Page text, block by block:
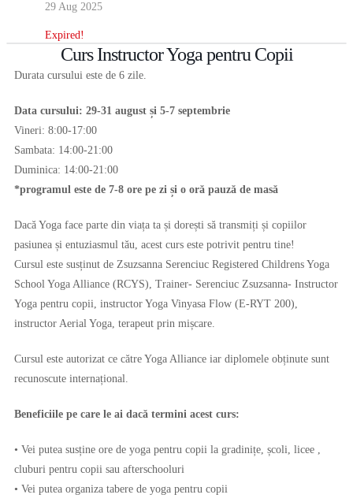
29 Aug 2025
Expired!
Curs Instructor Yoga pentru Copii
Durata cursului este de 6 zile.
Data cursului: 29-31 august și 5-7 septembrie
Vineri: 8:00-17:00
Sambata: 14:00-21:00
Duminica: 14:00-21:00
*programul este de 7-8 ore pe zi și o oră pauză de masă
Dacă Yoga face parte din viața ta și dorești să transmiți și copiilor
pasiunea și entuziasmul tău, acest curs este potrivit pentru tine!
Cursul este susținut de Zsuzsanna Serenciuc Registered Childrens Yoga
School Yoga Alliance (RCYS), Trainer- Serenciuc Zsuzsanna- Instructor
Yoga pentru copii, instructor Yoga Vinyasa Flow (E-RYT 200),
instructor Aerial Yoga, terapeut prin mișcare.
Cursul este autorizat ce către Yoga Alliance iar diplomele obținute sunt
recunoscute internațional.
Beneficiile pe care le ai dacă termini acest curs:
• Vei putea susține ore de yoga pentru copii la gradinițe, școli, licee ,
cluburi pentru copii sau afterschooluri
• Vei putea organiza tabere de yoga pentru copii